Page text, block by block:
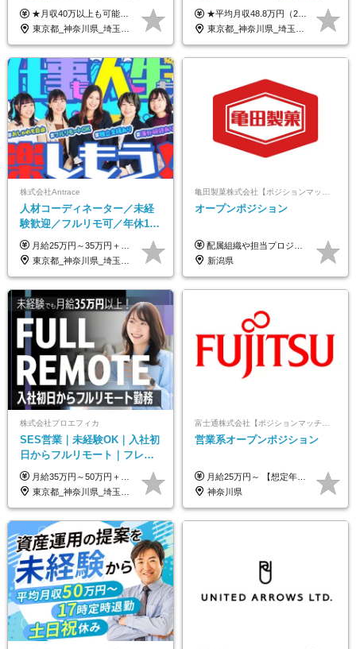
レックス制◆10時出勤・16時
退勤も可◆残業月10時間以内
★月収40万以上も可能！ ★能力・スキル・経験を考慮した年収額を設定します ■月給20万円～40万円＋決算賞与 ※経験・スキルを考慮のうえ決定します ※給与にはみなし残業代40時間分を含む。そのほか詳細に関しては別途面接時にご説明します ※試用期間3ヵ月あり。期間中の雇用形態・条件などに差異はありません
東京都_神奈川県_埼玉県_千葉県_大阪府_愛知県_北海道_青森県_岩手県_宮城県_秋田県_山形県_福島県_茨城県_栃木県_群馬県_新潟県_山梨県_長野県_富山県_石川県_福井県_静岡県_岐阜県_三重県_兵庫県_京都府_滋賀県_奈良県_和歌山県_広島県_岡山県_鳥取県_島根県_山口県_徳島県_香川県_愛媛県_高知県_福岡県_熊本県_佐賀県_長崎県_大分県_宮崎県_鹿児島県_沖縄県
リモートOK｜平均月収48.8万
｜子育て＆介護支援◎
★平均月収48.8万円（2025年度実績） ★安心の固定給＋賞与年2回＋インセンティブ！手当も充実 月給21万円～23万円＋諸手当＋インセンティブ＋賞与年2回 ※給与は年間平均の税込定例給与です。賞与は含みません。 ※約3週間の研修期間中は日当8000円を支給いたします。 ※試用期間6ヵ月あり（期間中の条件変更なし） ◆東京・神奈川・千葉・埼玉・愛知（一部）・京都・大阪・兵庫（一部）：月給23万円以上 ◆静岡（一部）・三重・岐阜：月給22万円以上 ◆上記以外の地域：月給21万円以上
東京都_神奈川県_埼玉県_千葉県_大阪府_愛知県_北海道_青森県_岩手県_宮城県_秋田県_山形県_福島県_茨城県_栃木県_群馬県_新潟県_山梨県_長野県_富山県_石川県_福井県_静岡県_岐阜県_三重県_兵庫県_京都府_滋賀県_奈良県_和歌山県_広島県_岡山県_鳥取県_島根県_山口県_徳島県_香川県_愛媛県_高知県_福岡県_熊本県_佐賀県_長崎県_大分県_宮崎県_鹿児島県_沖縄県
株式会社Antrace
人材コーディネーター／未経
験歓迎／フルリモ可／年休127
日／おしゃれ自由／海外研修
年10回／美容・サウナ割あり
月給25万円～35万円＋インセンティブ 未経験者：月給25万円～＋インセンティブ 経験者：月給35万円～＋インセンティブ （※経験者は営業経験5年以上の方を想定） ※経験・スキルなどを考慮のうえ、決定します ※時間外手当は別途全額支給します
東京都_神奈川県_埼玉県_千葉県_大阪府_愛知県_北海道_青森県_岩手県_宮城県_秋田県_山形県_福島県_茨城県_栃木県_群馬県_新潟県_山梨県_長野県_富山県_石川県_福井県_静岡県_岐阜県_三重県_兵庫県_京都府_滋賀県_奈良県_和歌山県_広島県_岡山県_鳥取県_島根県_山口県_徳島県_香川県_愛媛県_高知県_福岡県_熊本県_佐賀県_長崎県_大分県_宮崎県_鹿児島県_沖縄県
オープンポジション
配属組織や担当プロジェクトにより異なります。 想定年収：400万円～1000万円 ※ご経験やスキルに応じて決定します。 ※上記想定年収はあくまでも目安の金額であり、 選考を通じて上下する可能性があります。
新潟県
株式会社プロエフィカ
SES営業｜未経験OK｜入社初
日からフルリモート｜フレッ
クス可｜残業月平均10h以下｜
事業立ち上げメンバー
月給35万円～50万円＋交通費 ◎経験やスキルを考慮し、最大限優遇します ◎上記月給は固定残業代月40時間分(月10万9,375～)を含みます。残業時間が超過した場合はその分追加支給します ◎試用期間6カ月あり(給与や待遇は同じです)
東京都_神奈川県_埼玉県_千葉県_大阪府_愛知県_北海道_青森県_岩手県_宮城県_秋田県_山形県_福島県_茨城県_栃木県_群馬県_新潟県_山梨県_長野県_富山県_石川県_福井県_静岡県_岐阜県_三重県_兵庫県_京都府_滋賀県_奈良県_和歌山県_広島県_岡山県_鳥取県_島根県_山口県_徳島県_香川県_愛媛県_高知県_福岡県_熊本県_佐賀県_長崎県_大分県_宮崎県_鹿児島県_沖縄県
営業系オープンポジション
月給25万円～ 【想定年収】 400万円～1000万円（残業代及び諸手当込） ※ご経験、前年収、ご年齢に応じて決定します。
神奈川県